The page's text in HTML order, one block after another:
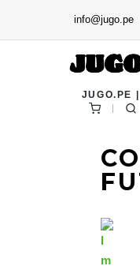
info@jugo.pe
JUGO.PE